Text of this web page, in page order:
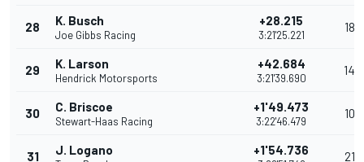
28 K. Busch
Joe Gibbs Racing
+28.215
3:21'25.221
18
29 K. Larson
Hendrick Motorsports
+42.684
3:21'39.690
14
30 C. Briscoe
Stewart-Haas Racing
+1'49.473
3:22'46.479
10
31 J. Logano +1'54.736 21